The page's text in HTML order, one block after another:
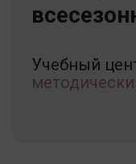
Учебный